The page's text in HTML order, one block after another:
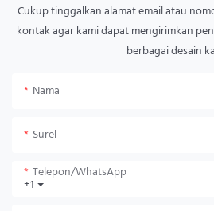
Cukup tinggalkan alamat email atau
kontak agar kami dapat mengirimkan
berbagai desain
Nama
Surel
+1
Telepon/WhatsApp